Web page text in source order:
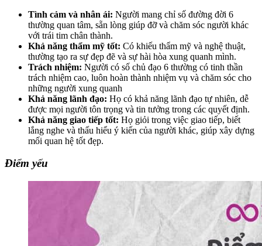
Tình cảm và nhân ái: Người mang chỉ số đường đời 6
thường quan tâm, sẵn lòng giúp đỡ và chăm sóc người khác
với trái tim chân thành.
Khả năng thẩm mỹ tốt: Có khiếu thẩm mỹ và nghệ thuật,
thường tạo ra sự đẹp đẽ và sự hài hòa xung quanh mình.
Trách nhiệm: Người có số chủ đạo 6 thường có tinh thần
trách nhiệm cao, luôn hoàn thành nhiệm vụ và chăm sóc cho
những người xung quanh
Khả năng lãnh đạo: Họ có khả năng lãnh đạo tự nhiên, dễ
được mọi người tôn trọng và tin tưởng trong các quyết định.
Khả năng giao tiếp tốt: Họ giỏi trong việc giao tiếp, biết
lắng nghe và thấu hiểu ý kiến của người khác, giúp xây dựng
mối quan hệ tốt đẹp.
Điểm yếu